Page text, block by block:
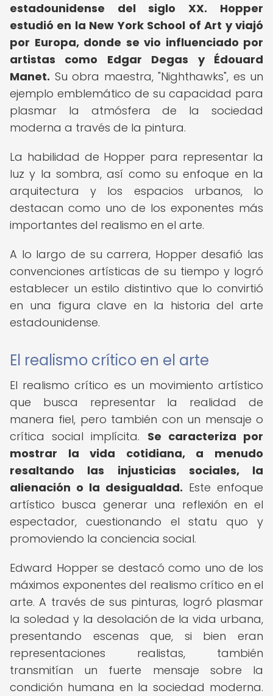
estadounidense del siglo XX.
Hopper
estudió en la New York School of Art y viajó
por Europa, donde se vio influenciado por
artistas como Edgar Degas y Édouard
Manet. Su obra maestra, "Nighthawks", es un
ejemplo emblemático de su capacidad para
plasmar la atmósfera de la sociedad
moderna a través de la pintura.
La habilidad de Hopper para representar la
luz y la sombra, así como su enfoque en la
arquitectura y los espacios urbanos, lo
destacan como uno de los exponentes más
importantes del realismo en el arte.
A lo largo de su carrera, Hopper desafió las
convenciones artísticas de su tiempo y logró
establecer un estilo distintivo que lo convirtió
en una figura clave en la historia del arte
estadounidense.
El realismo crítico en el arte
El realismo crítico es un movimiento artístico
que busca representar la realidad de
manera fiel, pero también con un mensaje o
crítica social implícita. Se caracteriza por
mostrar la vida cotidiana, a menudo
resaltando las injusticias sociales, la
alienación o la desigualdad. Este enfoque
artístico busca generar una reflexión en el
espectador, cuestionando el statu quo y
promoviendo la conciencia social.
Edward Hopper se destacó como uno de los
máximos exponentes del realismo crítico en el
arte. A través de sus pinturas, logró plasmar
la soledad y la desolación de la vida urbana,
presentando escenas que, si bien eran
representaciones realistas, también
transmitían un fuerte mensaje sobre la
condición humana en la sociedad moderna.